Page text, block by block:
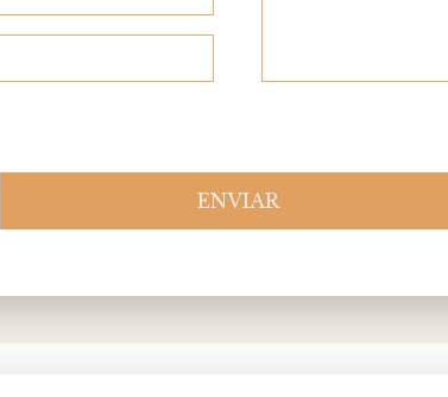
ENVIAR
leave